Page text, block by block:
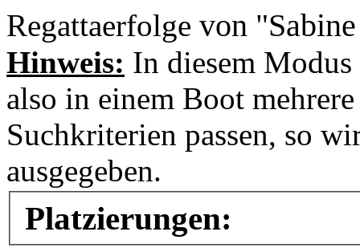
Regattaerfolge von
Hinweis: In diesem
also in einem Boot
Suchkriterien passen, so
ausgegeben.
Platzierungen: